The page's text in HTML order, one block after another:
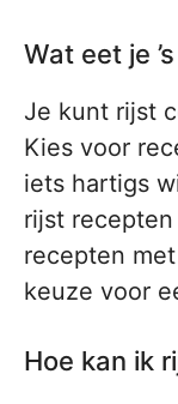
Wat eet je
Je kunt rijst
Kies voor
iets hartigs
rijst
recepten
keuze voor
Hoe kan ik